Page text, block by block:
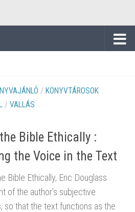
/ KÖNYVTÁROSOK
/ VALLÁS
Bible Ethically :
the Voice in the Text
Bible Ethically, Eric Douglass
of the author’s subjective
so that the text functions as the